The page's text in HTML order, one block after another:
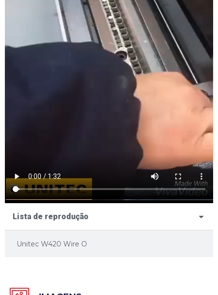
Lista de reprodução
Unitec W420 Wire O